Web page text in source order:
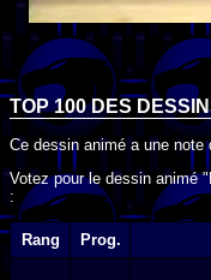
TOP 100 DES
Ce dessin animé a une note
Votez pour le dessin animé
:
Rang Prog.